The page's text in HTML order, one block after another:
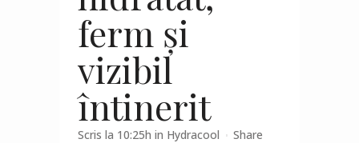
ferm și
vizibil
întinerit
Scris la 10:25h in Hydracool Share